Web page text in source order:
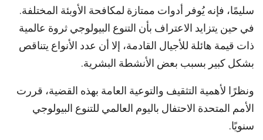
سليمًا، فإنه يُوفر أدوات ممتازة لمكافحة الأوبئة المختلفة.
في حين يتزايد الاعتراف بأن التنوع البيولوجي ثروة عالمية
ذات قيمة هائلة للأجيال القادمة، إلا أن عدد الأنواع يتناقص
بشكل كبير بسبب بعض الأنشطة البشرية.
ونظرًا لأهمية التثقيف والتوعية العامة بهذه القضية، قررت
الأمم المتحدة الاحتفال باليوم العالمي للتنوع البيولوجي
سنويًا.